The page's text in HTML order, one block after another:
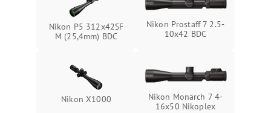
Nikon P5 312x42SF
M (25,4mm) BDC
Nikon Prostaff 7 2.5-
10x42 BDC
Nikon X1000
Nikon Monarch 7 4-
16x50 Nikoplex